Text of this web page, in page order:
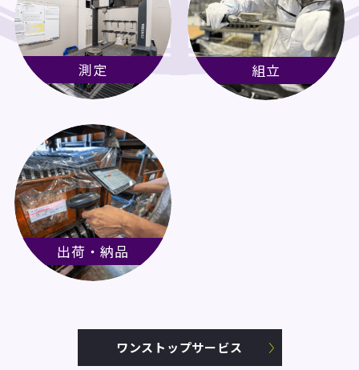
測定 組立
出荷・納品
ワンストップサービス